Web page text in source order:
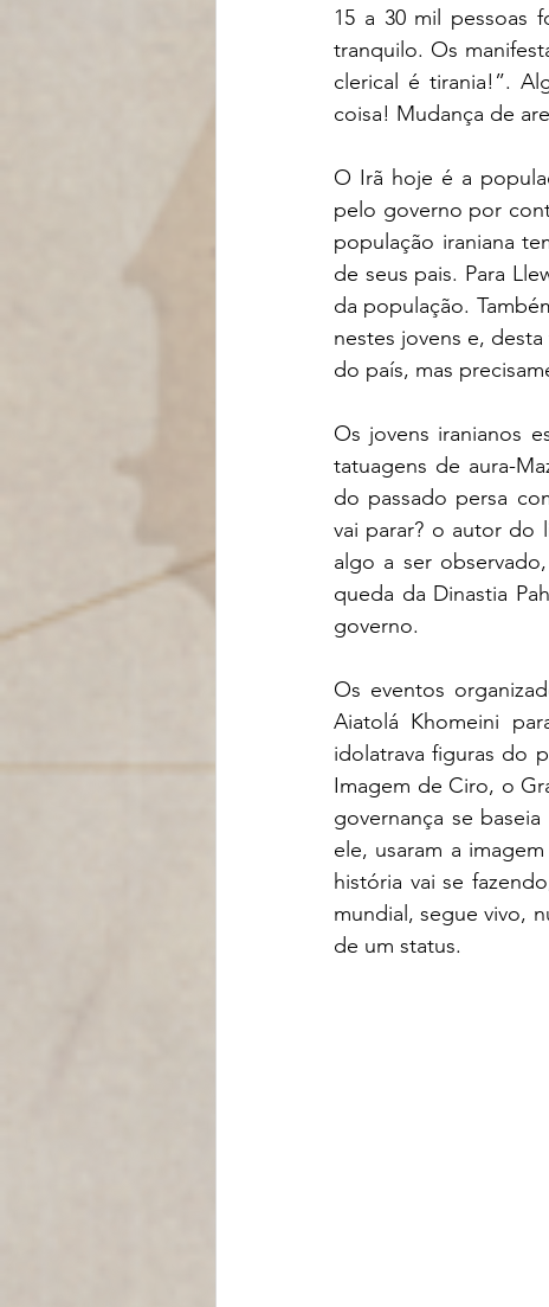
15 a 30 mil pessoas
tranquilo. Os
clerical é tirania!”.
coisa! Mudança de
O Irã hoje é a
pelo governo por
população iraniana
de seus pais. Para
da população.
nestes jovens e,
do país, mas
Os jovens iranianos
tatuagens de aura-
do passado persa
vai parar? o autor do
algo a ser
queda da Dinastia
governo.
Os eventos
Aiatolá Khomeini
idolatrava figuras do
Imagem de Ciro, o
governança se
ele, usaram a
história vai se
mundial, segue vivo,
de um status.